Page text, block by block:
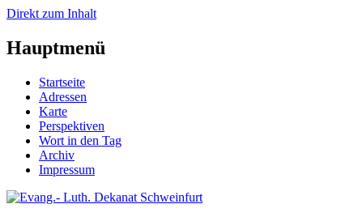
Direkt zum Inhalt
Hauptmenü
Startseite
Adressen
Karte
Perspektiven
Wort in den Tag
Archiv
Impressum